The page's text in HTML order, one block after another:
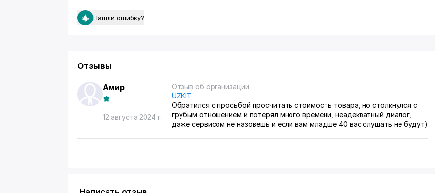
Нашли ошибку?
Отзывы
Амир
12 августа 2024 г.
Отзыв об организации
UZKIT
Обратился с просьбой просчитать стоимость товара, но столкнулся с
грубым отношением и потерял много времени, неадекватный диалог,
даже сервисом не назовешь и если вам младше 40 вас слушать не будут)